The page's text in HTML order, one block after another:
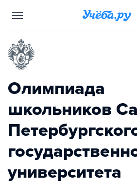
Олимпиада
школьников
университета